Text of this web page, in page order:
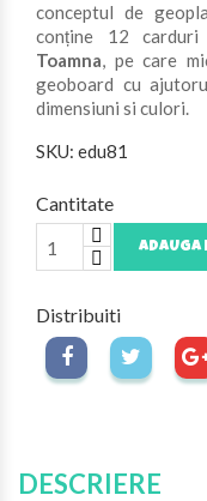
conceptul de
conține 12
Toamna, pe care
geoboard cu
dimensiuni si culori.
SKU: edu81
Cantitate
ADAUGA
Distribuiti
DESCRIERE